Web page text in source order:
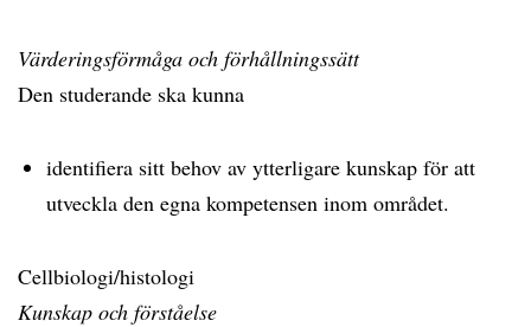
Värderingsförmåga och förhållningssätt
Den studerande ska kunna
identifiera sitt behov av ytterligare kunskap för att
utveckla den egna kompetensen inom området.
Cellbiologi/histologi
Kunskap och förståelse